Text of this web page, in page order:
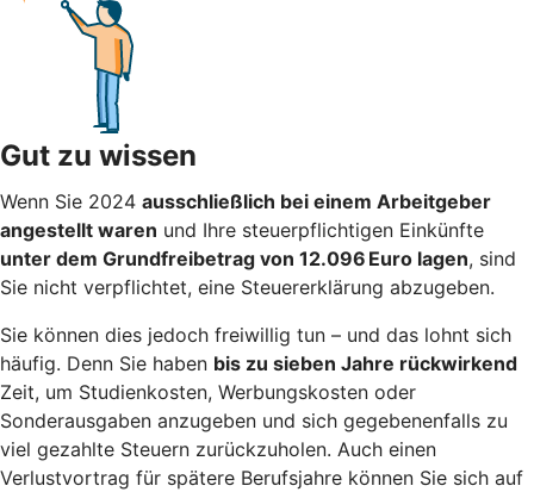
Gut zu wissen
Wenn Sie 2024 ausschließlich bei einem Arbeitgeber
angestellt waren und Ihre steuerpflichtigen Einkünfte
unter dem Grundfreibetrag von 12.096 Euro lagen, sind
Sie nicht verpflichtet, eine Steuererklärung abzugeben.
Sie können dies jedoch freiwillig tun – und das lohnt sich
häufig. Denn Sie haben bis zu sieben Jahre rückwirkend
Zeit, um Studienkosten, Werbungskosten oder
Sonderausgaben anzugeben und sich gegebenenfalls zu
viel gezahlte Steuern zurückzuholen. Auch einen
Verlustvortrag für spätere Berufsjahre können Sie sich auf